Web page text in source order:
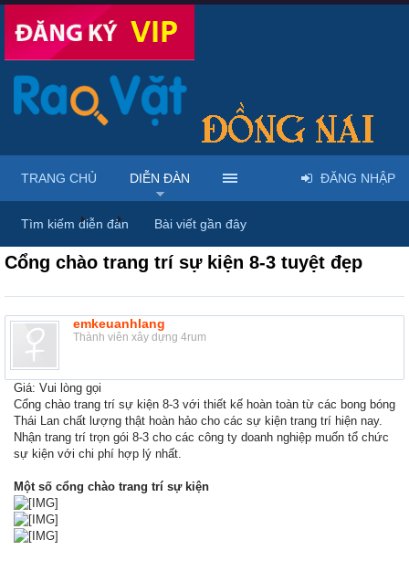
Diễn đàn ... Rao vặt tổng hợp - Uy tín - Miễn phí
Cổng chào trang trí sự kiện 8-3 tuyệt đẹp
emkeuanhlang
Thành viên xây dựng 4rum
Giá: Vui lòng gọi
Cổng chào trang trí sự kiện 8-3 với thiết kế hoàn toàn từ các bong bóng
Thái Lan chất lượng thật hoàn hảo cho các sự kiện trang trí hiện nay.
Nhận trang trí trọn gói 8-3 cho các công ty doanh nghiệp muốn tổ chức
sự kiện với chi phí hợp lý nhất.
Một số cổng chào trang trí sự kiện
TRANG CHỦ DIỄN ĐÀN
Tìm kiếm diễn đàn Bài viết gần đây
ĐĂNG NHẬP